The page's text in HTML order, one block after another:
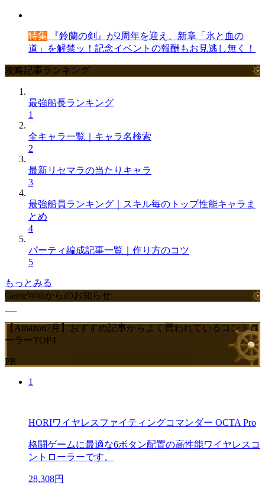
特集 『鈴蘭の剣』が2周年を迎え、新章「氷と血の
道」を解禁ッ！記念イベントの報酬もお見逃し無く！
攻略記事ランキング
最強船長ランキング
1
全キャラ一覧｜キャラ名検索
2
最新リセマラの当たりキャラ
3
最強船員ランキング｜スキル毎のトップ性能キャラま
とめ
4
パーティ編成記事一覧｜作り方のコツ
5
もっとみる
GameWithからのお知らせ
【Amazon7月】おすすめ記事からよく買われているコントロ
ーラーTOP4
PR
1
HORIワイヤレスファイティングコマンダー OCTA Pro
格闘ゲームに最適な6ボタン配置の高性能ワイヤレスコ
ントローラーです。
28,308円